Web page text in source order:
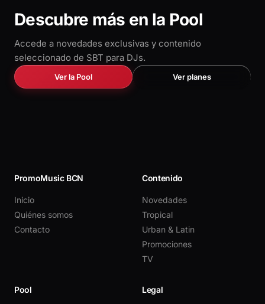
Descubre más en la Pool
Accede a novedades exclusivas y contenido
seleccionado de SBT para DJs.
Ver la Pool Ver planes
PromoMusic BCN
Inicio
Quiénes somos
Contacto
Contenido
Novedades
Tropical
Urban & Latin
Promociones
TV
Pool Legal